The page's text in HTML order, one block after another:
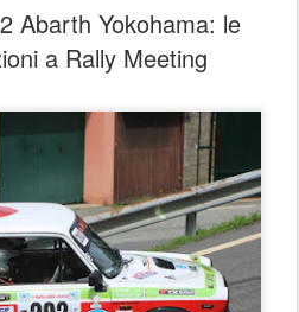
Abarth Yokohama: le
a Rally Meeting